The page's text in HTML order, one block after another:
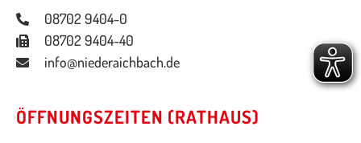
08702 9404-0
08702 9404-40
info@niederaichbach.de
ÖFFNUNGSZEITEN (RATHAUS)